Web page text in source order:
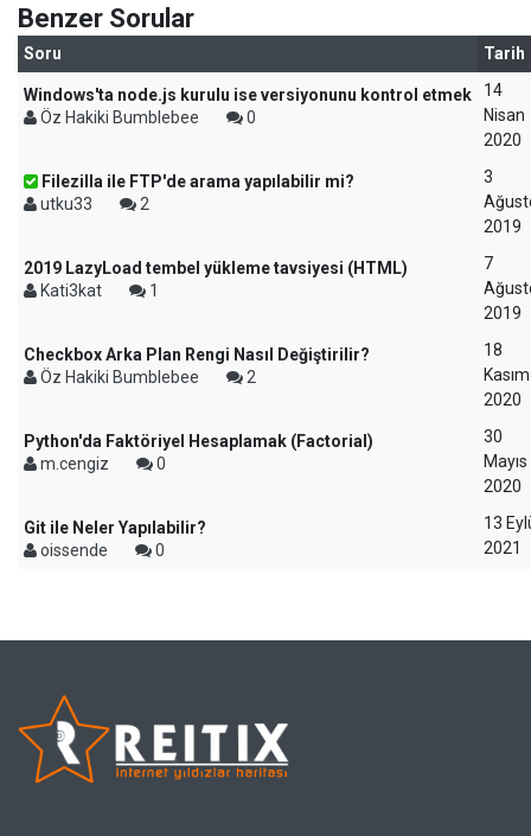
Benzer Sorular
Soru Tarih
Windows'ta node.js kurulu ise versiyonunu kontrol etmek
Öz Hakiki Bumblebee
0
14
Nisan
2020
Filezilla ile FTP'de arama yapılabilir mi?
utku33
2
3
2019
2019 LazyLoad tembel yükleme tavsiyesi (HTML)
Kati3kat
1
7
2019
Checkbox Arka Plan Rengi Nasıl Değiştirilir?
Öz Hakiki Bumblebee
2
18
Kasım
2020
Python'da Faktöriyel Hesaplamak (Factorial)
m.cengiz
0
30
Mayıs
2020
Git ile Neler Yapılabilir?
oissende
0
13
2021